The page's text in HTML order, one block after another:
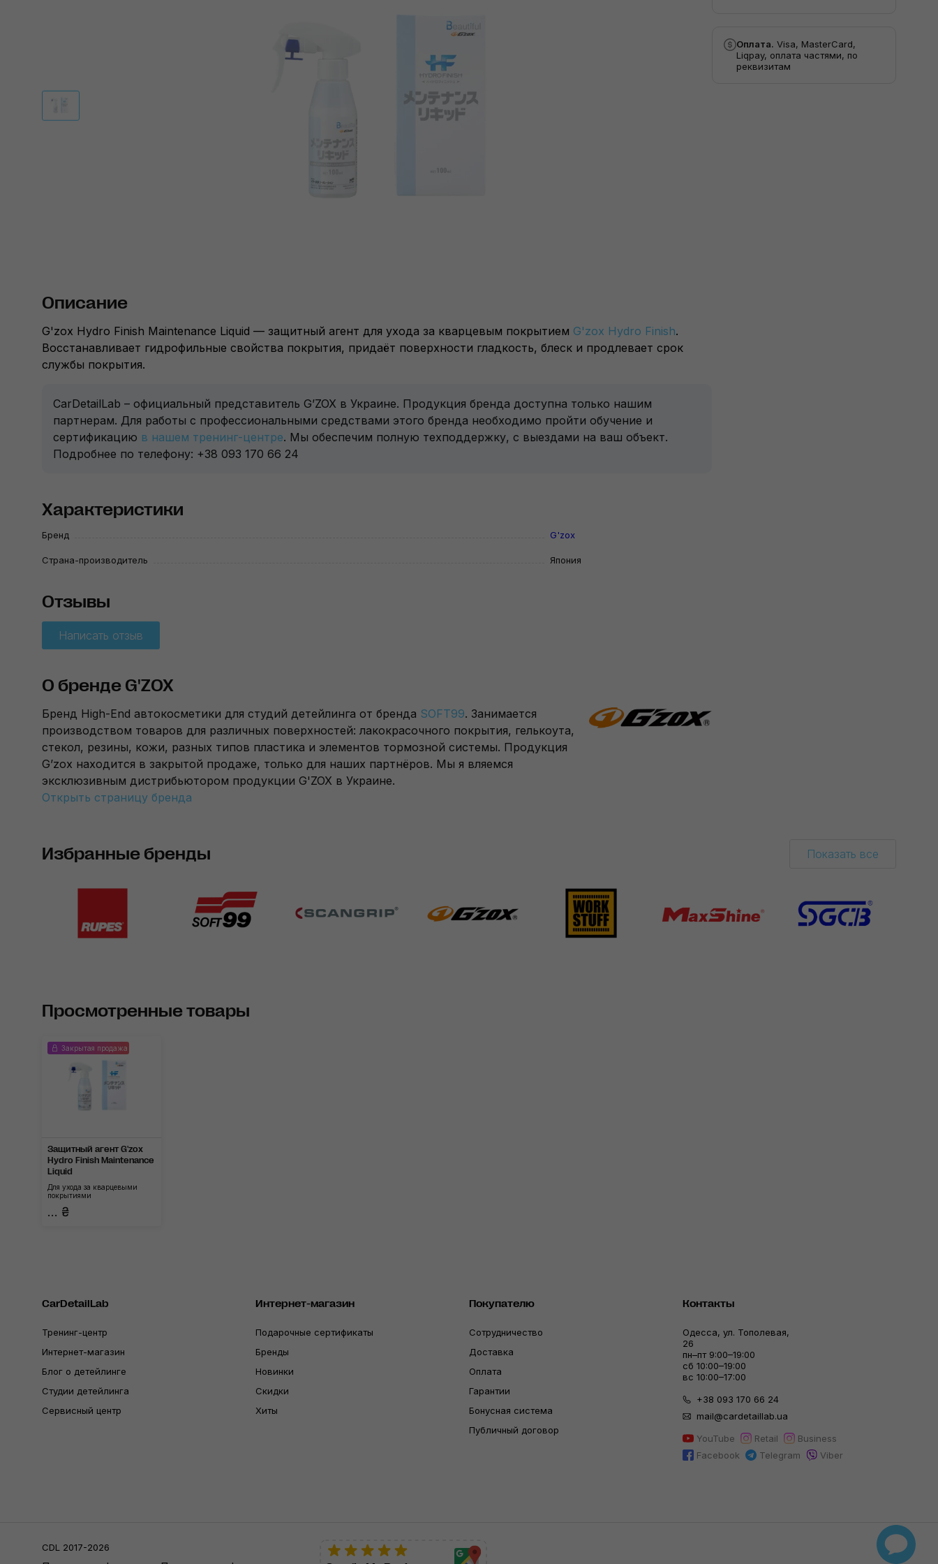
Описание
G'zox Hydro Finish Maintenance Liquid — защитный агент для ухода за кварцевым покрытием G'zox Hydro Finish.
Восстанавливает гидрофильные свойства покрытия, придаёт поверхности гладкость, блеск и продлевает срок
службы покрытия.
CarDetailLab – официальный представитель G’ZOX в Украине. Продукция бренда доступна только нашим
партнерам. Для работы с профессиональными средствами этого бренда необходимо пройти обучение и
сертификацию в нашем тренинг-центре. Мы обеспечим полную техподдержку, с выездами на ваш объект.
Подробнее по телефону: +38 093 170 66 24
Характеристики
Бренд G'zox
Страна-производитель Япония
Отзывы
Написать отзыв
О бренде G'ZOX
Бренд High-End автокосметики для студий детейлинга от бренда SOFT99. Занимается
производством товаров для различных поверхностей: лакокрасочного покрытия, гелькоута,
стекол, резины, кожи, разных типов пластика и элементов тормозной системы. Продукция
G’zox находится в закрытой продаже, только для наших партнёров. Мы я вляемся
эксклюзивным дистрибьютором продукции G'ZOX в Украине.
Открыть страницу бренда
Оплата. Visa, MasterCard,
Liqpay, оплата частями, по
реквизитам
Избранные бренды Показать все
Просмотренные товары
Закрытая продажа
Защитный агент G'zox
Hydro Finish Maintenance
Liquid
Для ухода за кварцевыми
покрытиями
... ₴
CarDetailLab
Тренинг-центр
Интернет-магазин
Блог о детейлинге
Студии детейлинга
Сервисный центр
Интернет-магазин
Подарочные сертификаты
Бренды
Новинки
Скидки
Хиты
Покупателю
Сотрудничество
Доставка
Оплата
Гарантии
Бонусная система
Публичный договор
Контакты
Одесса, ул. Тополевая,
26
пн–пт 9:00–19:00
сб 10:00–19:00
вс 10:00–17:00
+38 093 170 66 24
mail@cardetaillab.ua
YouTube
Retail
Business
Facebook
Telegram Viber
CDL 2017-2026